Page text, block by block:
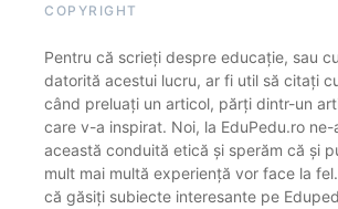
COPYRIGHT
Pentru că scrieți despre educație, sau
datorită acestui lucru, ar fi util să citați
când preluați un articol, părți dintr-un
care v-a inspirat. Noi, la EduPedu.ro ne-
această conduită etică și sperăm că și
mult mai multă experiență vor face la
că găsiți subiecte interesante pe